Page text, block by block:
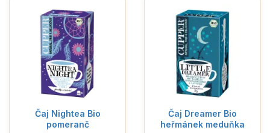
Čaj Nightea Bio
pomeranč
Čaj Dreamer Bio
heřmánek meduňka